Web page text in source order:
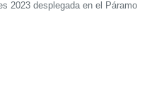
2023 desplegada en el Páramo